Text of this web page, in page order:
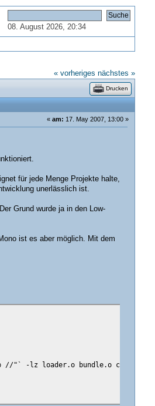
08. August 2026, 20:34
« vorheriges nächstes »
Drucken
«am: 17. May 2007, 13:00 »
für jede Menge Projekte halte,
unerlässlich ist.
Grund wurde ja in den Low-
ist es aber möglich. Mit dem
//"` -lz loader.o bundle.o core.o -o